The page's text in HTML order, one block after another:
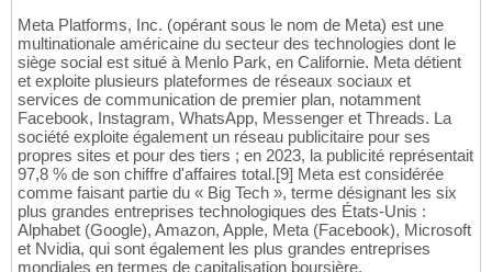
Meta Platforms, Inc. (opérant sous le nom de Meta) est une
multinationale américaine du secteur des technologies dont le
siège social est situé à Menlo Park, en Californie. Meta détient
et exploite plusieurs plateformes de réseaux sociaux et
services de communication de premier plan, notamment
Facebook, Instagram, WhatsApp, Messenger et Threads. La
société exploite également un réseau publicitaire pour ses
propres sites et pour des tiers ; en 2023, la publicité représentait
97,8 % de son chiffre d'affaires total.[9] Meta est considérée
comme faisant partie du « Big Tech », terme désignant les six
plus grandes entreprises technologiques des États-Unis :
Alphabet (Google), Amazon, Apple, Meta (Facebook), Microsoft
et Nvidia, qui sont également les plus grandes entreprises
mondiales en termes de capitalisation boursière.